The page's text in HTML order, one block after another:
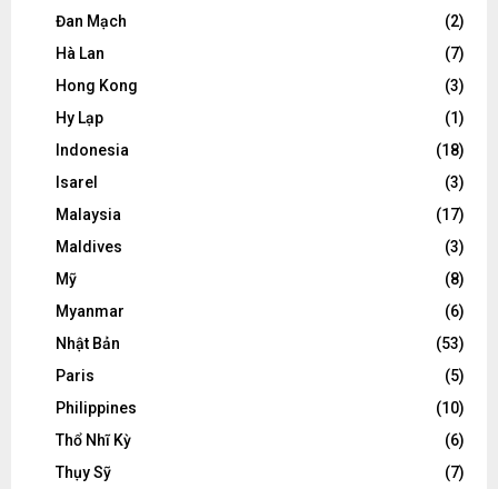
Đan Mạch
(2)
Hà Lan
(7)
Hong Kong
(3)
Hy Lạp
(1)
Indonesia
(18)
Isarel
(3)
Malaysia
(17)
Maldives
(3)
Mỹ
(8)
Myanmar
(6)
Nhật Bản
(53)
Paris
(5)
Philippines
(10)
Thổ Nhĩ Kỳ
(6)
Thụy Sỹ
(7)